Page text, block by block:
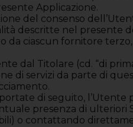
Applicazione.
del consenso
descritte nel presente
ciascun fornitore
dal Titolare (cd. “di
di servizi da parte di
di seguito,
presenza di
o contattando